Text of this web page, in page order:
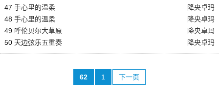
47 手心里的温柔
降央卓玛
48 手心里的温柔
降央卓玛
49 呼伦贝尔大草原
降央卓玛
50 天边弦乐五重奏 降央卓玛
62 1 下一页